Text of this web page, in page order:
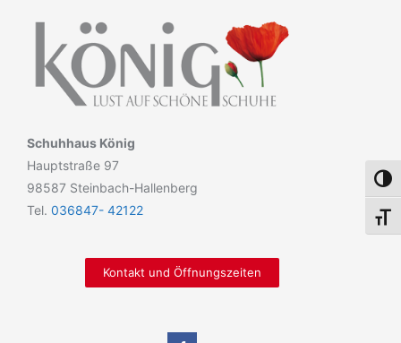
Schuhhaus König
Hauptstraße 97
98587 Steinbach-Hallenberg
Tel. 036847- 42122
Kontakt und Öffnungszeiten